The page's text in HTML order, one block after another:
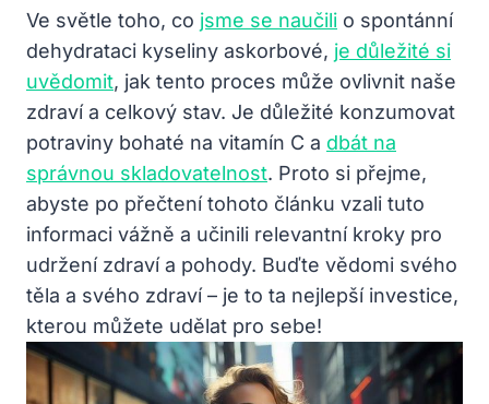
Ve světle toho, co jsme se naučili o spontánní
dehydrataci kyseliny askorbové, je důležité si
uvědomit, jak tento proces může ovlivnit naše
zdraví a celkový stav. Je důležité konzumovat
potraviny bohaté na vitamín C a dbát na
správnou skladovatelnost. Proto si přejme,
abyste po přečtení tohoto článku vzali tuto
informaci vážně a učinili relevantní kroky pro
udržení zdraví a pohody. Buďte vědomi svého
těla a svého zdraví – je to ta nejlepší investice,
kterou můžete udělat pro sebe!